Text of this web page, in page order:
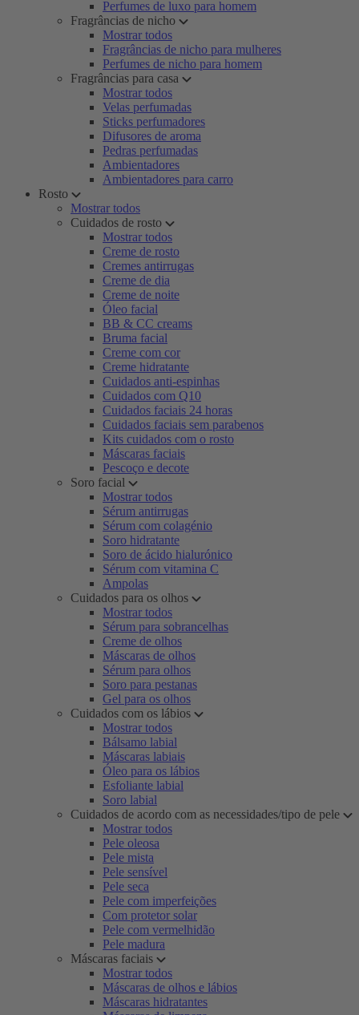
Perfumes de luxo para homem
Fragrâncias de nicho
Mostrar todos
Fragrâncias de nicho para mulheres
Perfumes de nicho para homem
Fragrâncias para casa
Mostrar todos
Velas perfumadas
Sticks perfumadores
Difusores de aroma
Pedras perfumadas
Ambientadores
Ambientadores para carro
Rosto
Mostrar todos
Cuidados de rosto
Mostrar todos
Creme de rosto
Cremes antirrugas
Creme de dia
Creme de noite
Óleo facial
BB & CC creams
Bruma facial
Creme com cor
Creme hidratante
Cuidados anti-espinhas
Cuidados com Q10
Cuidados faciais 24 horas
Cuidados faciais sem parabenos
Kits cuidados com o rosto
Máscaras faciais
Pescoço e decote
Soro facial
Mostrar todos
Sérum antirrugas
Sérum com colagénio
Soro hidratante
Soro de ácido hialurónico
Sérum com vitamina C
Ampolas
Cuidados para os olhos
Mostrar todos
Sérum para sobrancelhas
Creme de olhos
Máscaras de olhos
Sérum para olhos
Soro para pestanas
Gel para os olhos
Cuidados com os lábios
Mostrar todos
Bálsamo labial
Máscaras labiais
Óleo para os lábios
Esfoliante labial
Soro labial
Cuidados de acordo com as necessidades/tipo de pele
Mostrar todos
Pele oleosa
Pele mista
Pele sensível
Pele seca
Pele com imperfeições
Com protetor solar
Pele com vermelhidão
Pele madura
Máscaras faciais
Mostrar todos
Máscaras de olhos e lábios
Máscaras hidratantes